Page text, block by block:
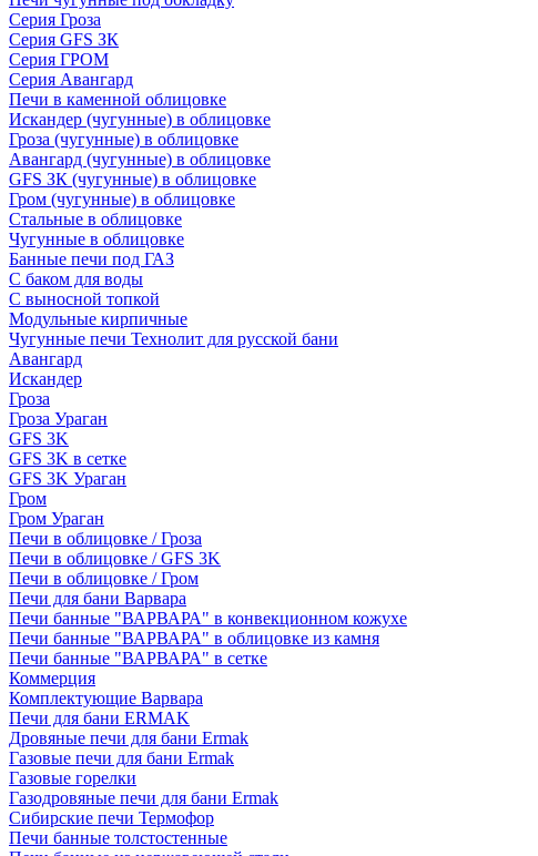
Серия Гроза
Серия GFS ЗК
Серия ГРОМ
Серия Авангард
Печи в каменной облицовке
Искандер (чугунные) в облицовке
Гроза (чугунные) в облицовке
Авангард (чугунные) в облицовке
GFS ЗК (чугунные) в облицовке
Гром (чугунные) в облицовке
Стальные в облицовке
Чугунные в облицовке
Банные печи под ГАЗ
С баком для воды
С выносной топкой
Модульные кирпичные
Чугунные печи Технолит для русской бани
Авангард
Искандер
Гроза
Гроза Ураган
GFS 3K
GFS 3K в сетке
GFS 3K Ураган
Гром
Гром Ураган
Печи в облицовке / Гроза
Печи в облицовке / GFS 3K
Печи в облицовке / Гром
Печи для бани Варвара
Печи банные "ВАРВАРА" в конвекционном кожухе
Печи банные "ВАРВАРА" в облицовке из камня
Печи банные "ВАРВАРА" в сетке
Коммерция
Комплектующие Варвара
Печи для бани ERMAK
Дровяные печи для бани Ermak
Газовые печи для бани Ermak
Газовые горелки
Газодровяные печи для бани Ermak
Сибирские печи Термофор
Печи банные толстостенные